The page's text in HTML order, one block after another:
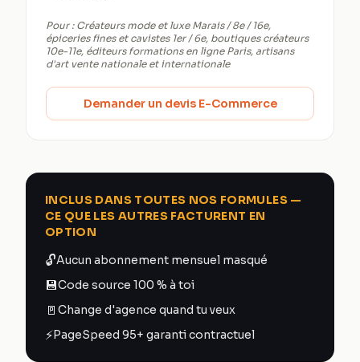
Pour : Créateurs mode et luxe Marais / 8e / 16e,
épiceries fines et cavistes 1er / 6e, boutiques créateurs
10e-11e, éditeurs formations en ligne Paris, artisans
d'art vente nationale et internationale
Demander un devis E-Commerce
INCLUS DANS TOUTES NOS FORMULES —
CE QUE LES AUTRES FACTURENT EN
OPTION
🔓Aucun abonnement mensuel masqué
💾Code source 100 % à toi
🚪 Change d'agence quand tu veux
⚡PageSpeed 95+ garanti contractuel